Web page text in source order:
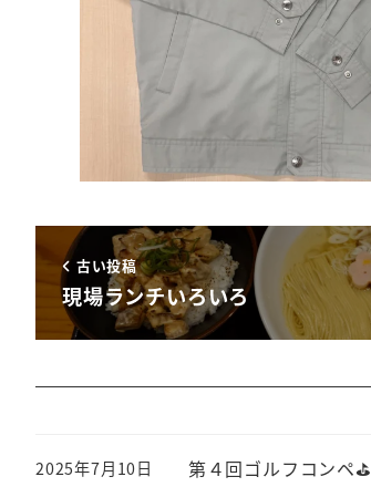
古い投稿
現場ランチいろいろ
第４回ゴルフコンペ⛳
2025年7月10日